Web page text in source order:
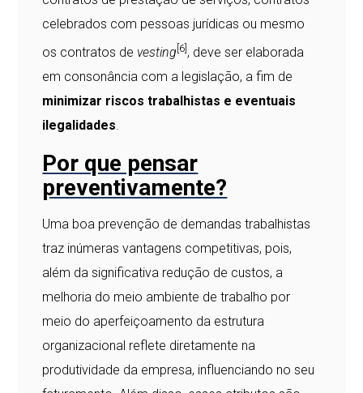
celebrados com pessoas jurídicas ou mesmo
os contratos de vesting [6] , deve ser elaborada
em consonância com a legislação, a fim de
minimizar riscos trabalhistas e eventuais
ilegalidades.
Por que pensar
preventivamente?
Uma boa prevenção de demandas trabalhistas
traz inúmeras vantagens competitivas, pois,
além da significativa redução de custos, a
melhoria do meio ambiente de trabalho por
meio do aperfeiçoamento da estrutura
organizacional reflete diretamente na
produtividade da empresa, influenciando no seu